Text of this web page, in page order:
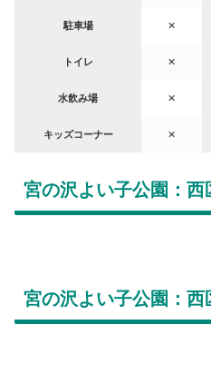
駐車場 ✕
トイレ ✕
水飲み場 ✕
キッズコーナー ✕
宮の沢よい子公園：西
宮の沢よい子公園：西